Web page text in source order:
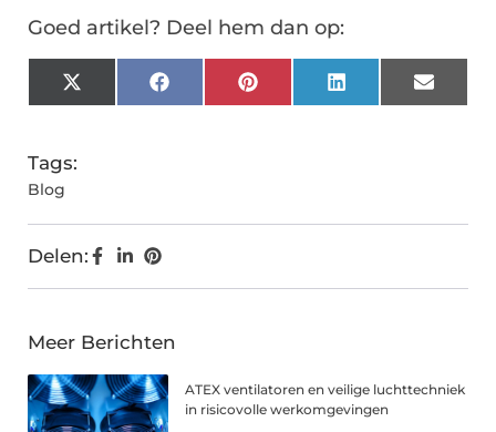
Goed artikel? Deel hem dan op:
X
(Twitter)
FacebookPinterestLinkedInEmail
Tags:
Blog
Delen:
Meer Berichten
ATEX ventilatoren en veilige luchttechniek
in risicovolle werkomgevingen